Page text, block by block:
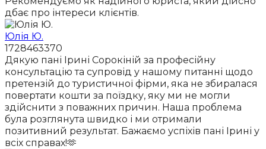
дбає про інтереси клієнтів.
Юлія Ю.
1728463370
Дякую пані Ірині Сорокіній за професійну
консультацію та супровід у нашому питанні щодо
претензій до туристичної фірми, яка не збиралася
повертати кошти за поїздку, яку ми не могли
здійснити з поважних причин. Наша проблема
була розглянута швидко і ми отримали
позитивний результат. Бажаємо успіхів пані Ірині у
всіх справах!🫶